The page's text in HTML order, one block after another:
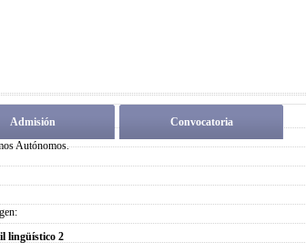
Admisión Convocatoria
Autónomos.
lingüístico 2